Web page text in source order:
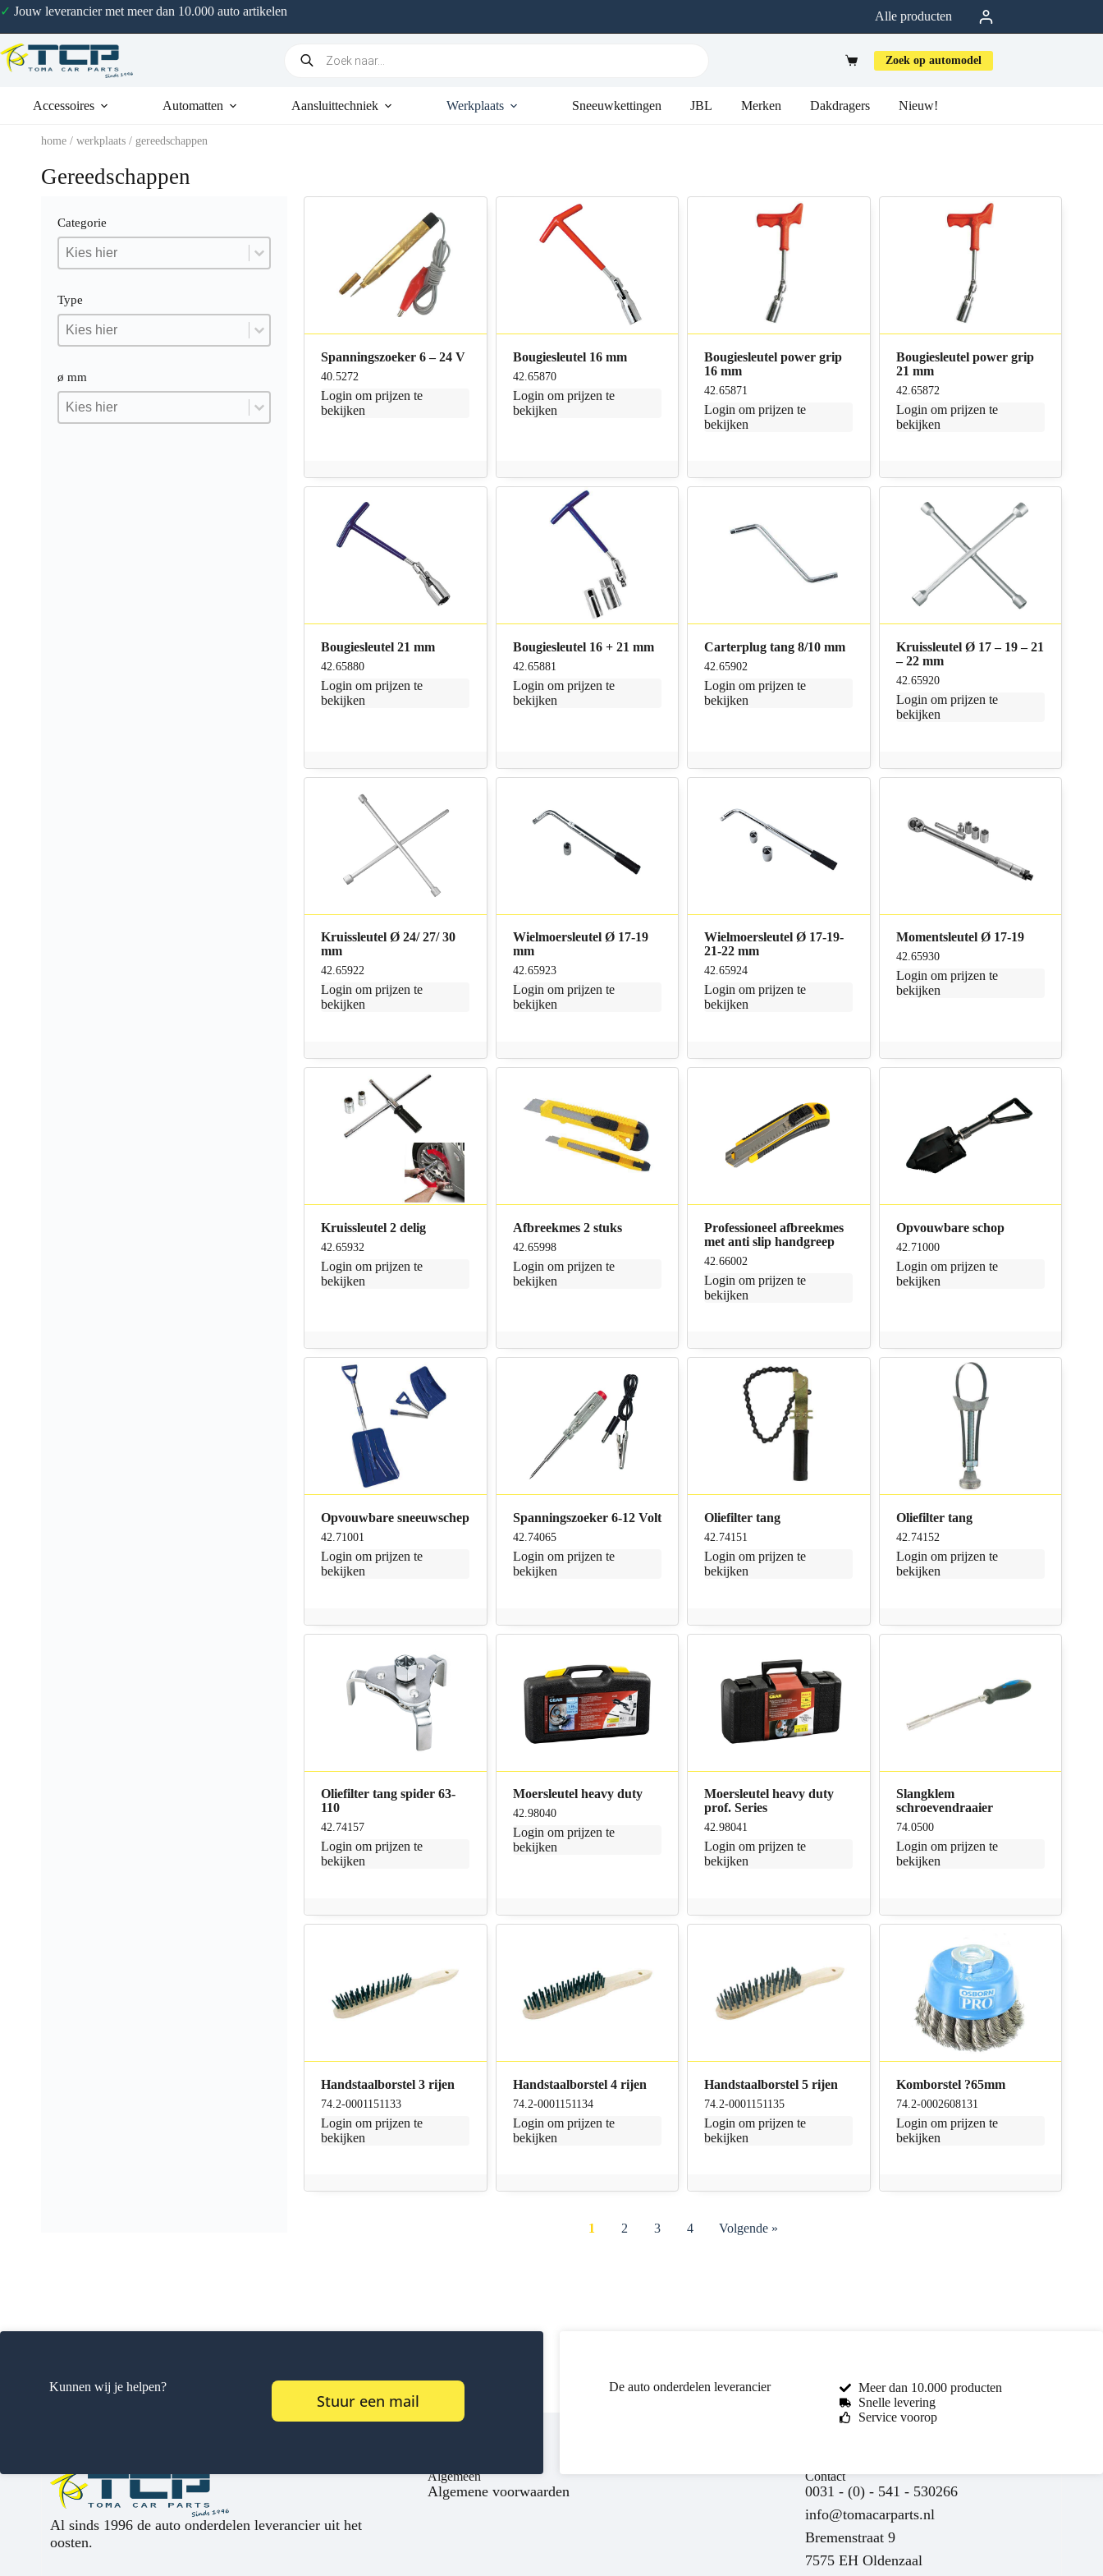
✓ Jouw leverancier met meer dan 10.000 auto artikelen Alle producten
Zoek op automodel
Accessoires Automatten Aansluittechniek Werkplaats Sneeuwkettingen JBL Merken Dakdragers Nieuw!
home / werkplaats / gereedschappen
Gereedschappen
Categorie
Categorie
Categorie
Categorie
Type
Type
Type
Type
ø mm
ø mm
ø mm
ø mm
Spanningszoeker 6 – 24 V
40.5272
Login om prijzen te
bekijken
Bougiesleutel 16 mm
42.65870
Login om prijzen te
bekijken
Bougiesleutel power grip
16 mm
42.65871
Login om prijzen te
bekijken
Bougiesleutel power grip
21 mm
42.65872
Login om prijzen te
bekijken
Bougiesleutel 21 mm
42.65880
Login om prijzen te
bekijken
Bougiesleutel 16 + 21 mm
42.65881
Login om prijzen te
bekijken
Carterplug tang 8/10 mm
42.65902
Login om prijzen te
bekijken
Kruissleutel Ø 17 – 19 – 21
– 22 mm
42.65920
Login om prijzen te
bekijken
Kruissleutel Ø 24/ 27/ 30
mm
42.65922
Login om prijzen te
bekijken
Wielmoersleutel Ø 17-19
mm
42.65923
Login om prijzen te
bekijken
Wielmoersleutel Ø 17-19-
21-22 mm
42.65924
Login om prijzen te
bekijken
Momentsleutel Ø 17-19
42.65930
Login om prijzen te
bekijken
Kruissleutel 2 delig
42.65932
Login om prijzen te
bekijken
Afbreekmes 2 stuks
42.65998
Login om prijzen te
bekijken
Professioneel afbreekmes
met anti slip handgreep
42.66002
Login om prijzen te
bekijken
Opvouwbare schop
42.71000
Login om prijzen te
bekijken
Opvouwbare sneeuwschep
42.71001
Login om prijzen te
bekijken
Spanningszoeker 6-12 Volt
42.74065
Login om prijzen te
bekijken
Oliefilter tang
42.74151
Login om prijzen te
bekijken
Oliefilter tang
42.74152
Login om prijzen te
bekijken
Oliefilter tang spider 63-
110
42.74157
Login om prijzen te
bekijken
Moersleutel heavy duty
42.98040
Login om prijzen te
bekijken
Moersleutel heavy duty
prof. Series
42.98041
Login om prijzen te
bekijken
Slangklem
schroevendraaier
74.0500
Login om prijzen te
bekijken
Handstaalborstel 3 rijen
74.2-0001151133
Login om prijzen te
bekijken
Handstaalborstel 4 rijen
74.2-0001151134
Login om prijzen te
bekijken
Handstaalborstel 5 rijen
74.2-0001151135
Login om prijzen te
bekijken
Komborstel ?65mm
74.2-0002608131
Login om prijzen te
bekijken
1 2 3 4 Volgende »
Kunnen wij je helpen?
Stuur een mail
De auto onderdelen leverancier
Meer dan 10.000 producten
Snelle levering
Service voorop
Al sinds 1996 de auto onderdelen leverancier uit het
oosten.
Algemeen
Algemene voorwaarden
Contact
0031 - (0) - 541 - 530266
info@tomacarparts.nl
Bremenstraat 9
7575 EH Oldenzaal
Reageert meestal binnen enkele uren